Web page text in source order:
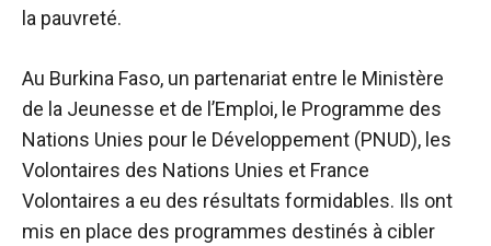
la pauvreté.
Au Burkina Faso, un partenariat entre le Ministère
de la Jeunesse et de l’Emploi, le Programme des
Nations Unies pour le Développement (PNUD), les
Volontaires des Nations Unies et France
Volontaires a eu des résultats formidables. Ils ont
mis en place des programmes destinés à cibler